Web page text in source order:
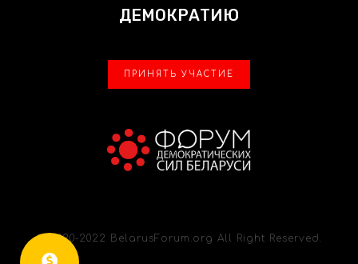
ДЕМОКРАТИЮ
ПРИНЯТЬ УЧАСТИЕ
© 2020-2022 BelarusForum.org All Right Reserved.